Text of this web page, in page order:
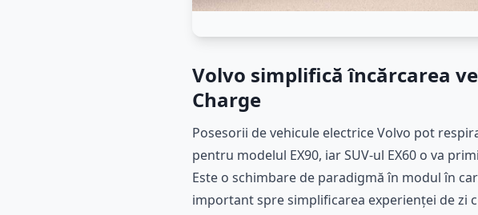
Volvo simplifică încărcarea
Charge
Posesorii de vehicule electrice Volvo pot
pentru modelul EX90, iar SUV-ul EX60 o va
Este o schimbare de paradigmă în modul în
important spre simplificarea experienței de zi